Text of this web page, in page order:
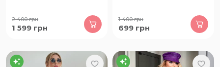
2 400грн
1 599 грн
1 400грн
699 грн